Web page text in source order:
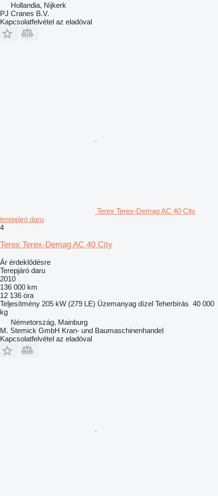
Hollandia, Nijkerk
PJ Cranes B.V.
Kapcsolatfelvétel az eladóval
Terex Terex-Demag AC 40 City
terepjáró daru
4
Terex Terex-Demag AC 40 City
Ár érdeklődésre
Terepjáró daru
2010
136 000 km
12 136 óra
Teljesítmény 205 kW (279 LE) Üzemanyag dízel Teherbírás 40 000
kg
Németország, Mainburg
M. Stemick GmbH Kran- und Baumaschinenhandel
Kapcsolatfelvétel az eladóval